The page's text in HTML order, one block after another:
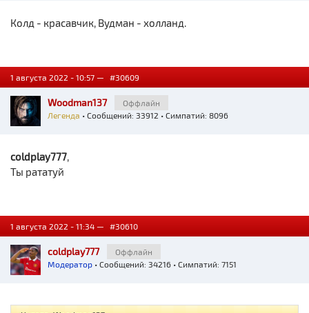
Колд - красавчик, Вудман - холланд.
1 августа 2022 - 10:57 — #30609
Woodman137
Оффлайн
Легенда • Сообщений: 33912 • Симпатий: 8096
coldplay777,
Ты рататуй
1 августа 2022 - 11:34 — #30610
coldplay777
Оффлайн
Модератор • Сообщений: 34216 • Симпатий: 7151